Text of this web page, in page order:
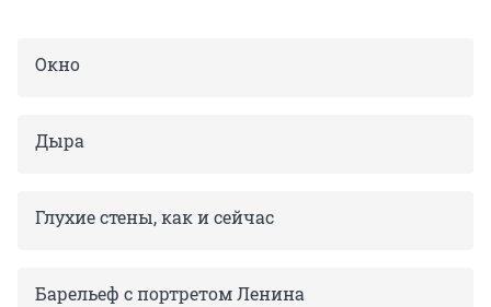
Окно
Дыра
Глухие стены, как и сейчас
Барельеф с портретом Ленина